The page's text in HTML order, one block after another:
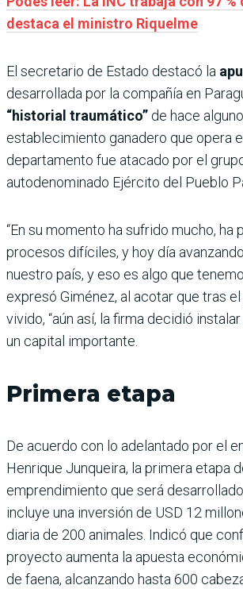
destaca el ministro Riquelme
El secretario de Estado destacó la
desarrollada por la compañía en
“historial traumático” de hace
establecimiento ganadero que opera
departamento fue atacado por el
autodenominado Ejército del Pueblo
“En su momento ha sufrido mucho, ha
procesos difíciles, y hoy día
nuestro país, y eso es algo que
expresó Giménez, al acotar que tras
vivido, “aún así, la firma decidió
un capital importante.
Primera etapa
De acuerdo con lo adelantado por el
Henrique Junqueira, la primera etapa
emprendimiento que será
incluye una inversión de USD 12
diaria de 200 animales. Indicó que
proyecto aumenta la apuesta
de faena, alcanzando hasta 600